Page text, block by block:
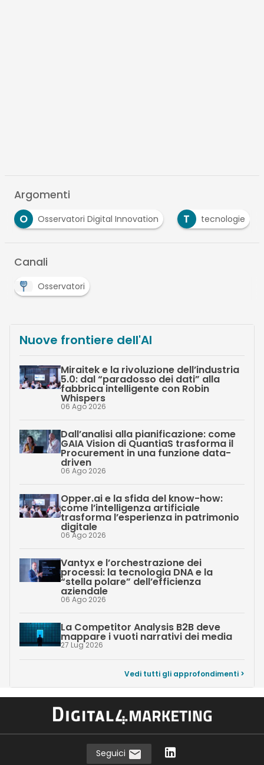
Argomenti
O
Osservatori Digital Innovation T tecnologie
Canali
Osservatori
Nuove frontiere dell'AI
Miraitek e la rivoluzione dell’industria
5.0: dal “paradosso dei dati” alla
fabbrica intelligente con Robin
Whispers
06 Ago 2026
Dall’analisi alla pianificazione: come
GAIA Vision di QuantiaS trasforma il
Procurement in una funzione data-
driven
06 Ago 2026
Opper.ai e la sfida del know-how:
come l’intelligenza artificiale
trasforma l’esperienza in patrimonio
digitale
06 Ago 2026
Vantyx e l’orchestrazione dei
processi: la tecnologia DNA e la
“stella polare” dell’efficienza
aziendale
06 Ago 2026
La Competitor Analysis B2B deve
mappare i vuoti narrativi dei media
27 Lug 2026
Vedi tutti gli approfondimenti >
Seguici